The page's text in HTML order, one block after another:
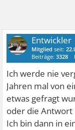
Entwickler
Mitglied seit:
Beiträge:3328
Ich werde nie
Jahren mal von
etwas gefragt
oder die Antwort
Ich bin dann in